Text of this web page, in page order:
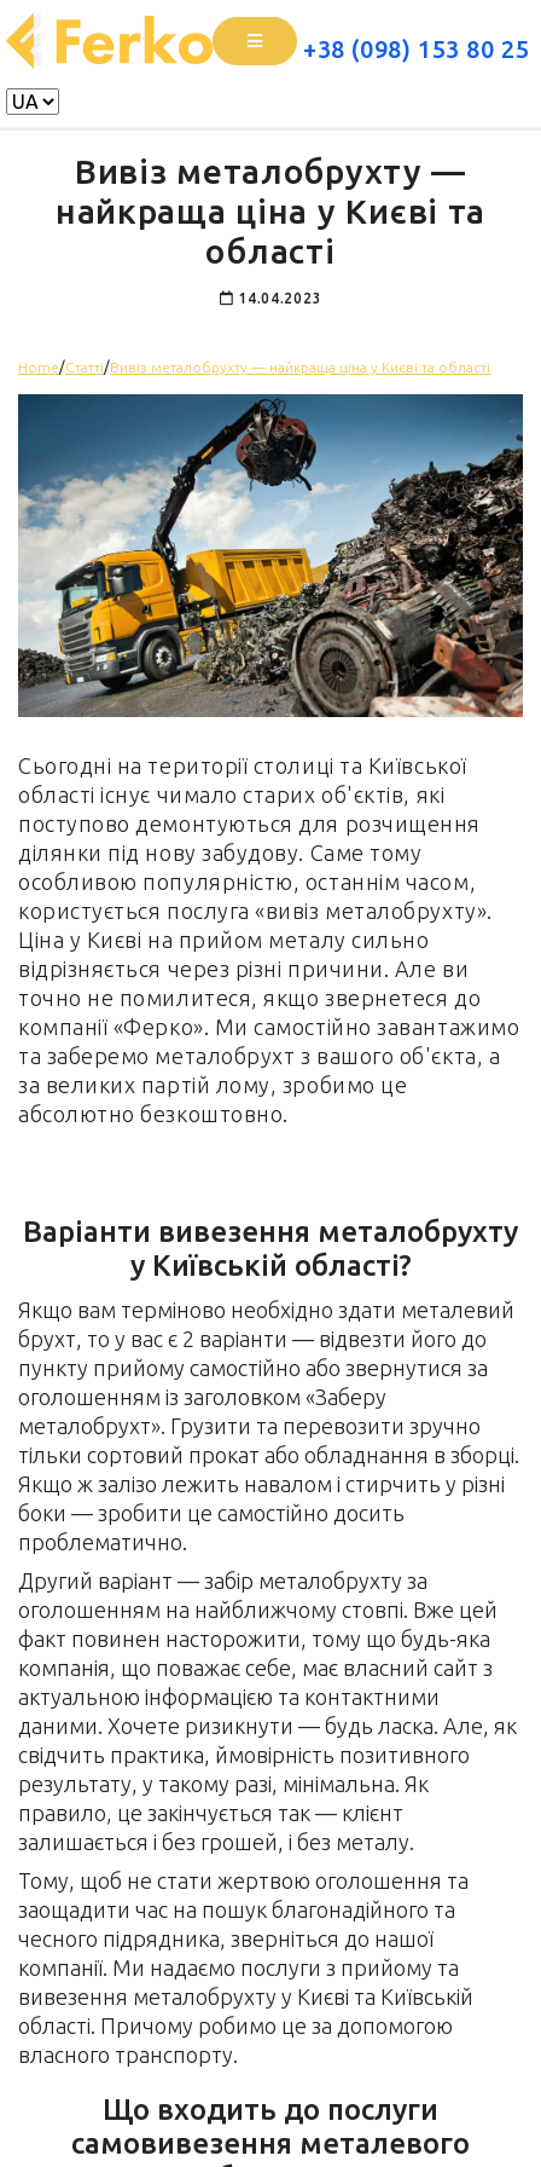
+38 (098) 153 80 25
Вивіз металобрухту —
найкраща ціна у Києві та
області
14.04.2023
Home/Статті/Вивіз металобрухту — найкраща ціна у Києві та області
Сьогодні на території столиці та Київської
області існує чимало старих об'єктів, які
поступово демонтуються для розчищення
ділянки під нову забудову. Саме тому
особливою популярністю, останнім часом,
користується послуга «вивіз металобрухту».
Ціна у Києві на прийом металу сильно
відрізняється через різні причини. Але ви
точно не помилитеся, якщо звернетеся до
компанії «Ферко». Ми самостійно завантажимо
та заберемо металобрухт з вашого об'єкта, а
за великих партій лому, зробимо це
абсолютно безкоштовно.
Варіанти вивезення металобрухту
у Київській області?
Якщо вам терміново необхідно здати металевий
брухт, то у вас є 2 варіанти — відвезти його до
пункту прийому самостійно або звернутися за
оголошенням із заголовком «Заберу
металобрухт». Грузити та перевозити зручно
тільки сортовий прокат або обладнання в зборці.
Якщо ж залізо лежить навалом і стирчить у різні
боки — зробити це самостійно досить
проблематично.
Другий варіант — забір металобрухту за
оголошенням на найближчому стовпі. Вже цей
факт повинен насторожити, тому що будь-яка
компанія, що поважає себе, має власний сайт з
актуальною інформацією та контактними
даними. Хочете ризикнути — будь ласка. Але, як
свідчить практика, ймовірність позитивного
результату, у такому разі, мінімальна. Як
правило, це закінчується так — клієнт
залишається і без грошей, і без металу.
Тому, щоб не стати жертвою оголошення та
заощадити час на пошук благонадійного та
чесного підрядника, зверніться до нашої
компанії. Ми надаємо послуги з прийому та
вивезення металобрухту у Києві та Київській
області. Причому робимо це за допомогою
власного транспорту.
Що входить до послуги
самовивезення металевого